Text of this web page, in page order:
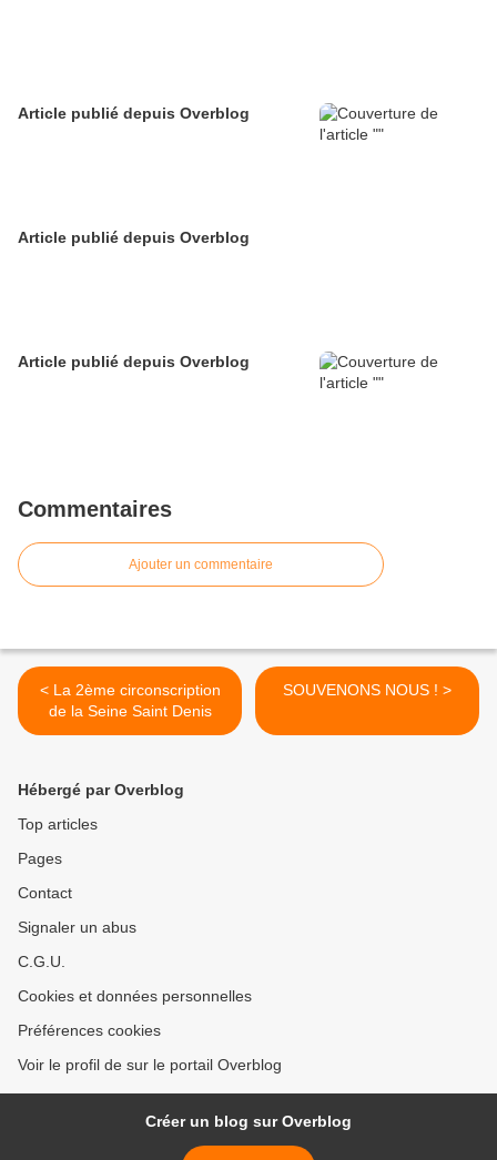
Article publié depuis Overblog
Article publié depuis Overblog
Article publié depuis Overblog
Commentaires
Ajouter un commentaire
< La 2ème circonscription
de la Seine Saint Denis
SOUVENONS NOUS ! >
Hébergé par Overblog
Top articles
Pages
Contact
Signaler un abus
C.G.U.
Cookies et données personnelles
Préférences cookies
Voir le profil de sur le portail Overblog
Créer un blog sur Overblog